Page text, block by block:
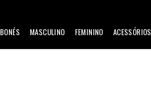
BONÉS MASCULINO FEMININO ACESSÓRIOS